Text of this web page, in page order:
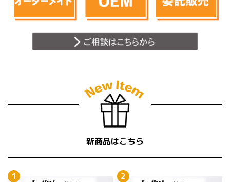
新商品はこちら